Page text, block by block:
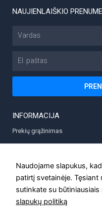
INFORMACIJA
Prekių grąžinimas
Privatumo politika
Taisyklės
Kontaktai
NAUJIENLAIŠKIO
Vardas
Naudojame slapukus,
patirtį svetainėje.
sutinkate su būtiniausiais
slapukų politiką